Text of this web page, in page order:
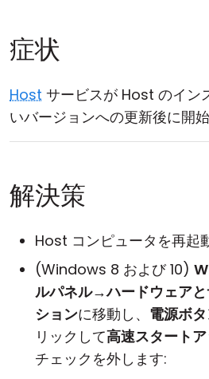
症状
Host サービスが Host のイン
いバージョンへの更新後に開始
解決策
Host コンピュータを再起
(Windows 8 および 10)
ルパネル→ハードウェア
ションに移動し、 電源ボ
リックして高速スタート
チェックを外します: